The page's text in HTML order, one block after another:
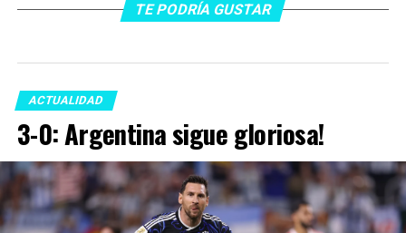
TE PODRÍA GUSTAR
ACTUALIDAD
3-0: Argentina sigue gloriosa!